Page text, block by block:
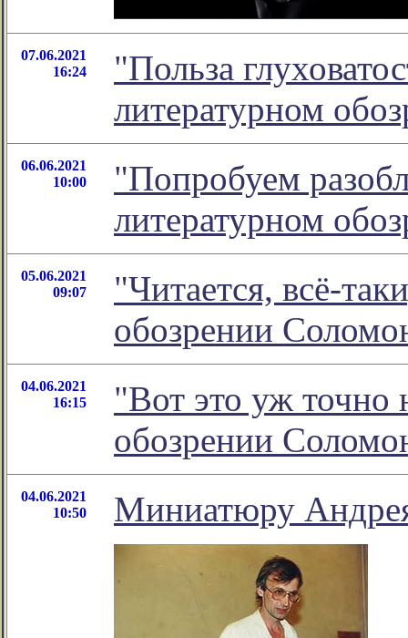
07.06.2021
16:24
"Польза
литературном
06.06.2021
10:00
"Попробуем
литературном
05.06.2021
09:07
"Читается, всё-
обозрении
04.06.2021
16:15
"Вот это уж точно
обозрении
04.06.2021
10:50
Миниатюру